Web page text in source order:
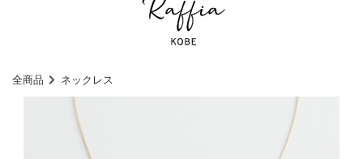
全商品 ネックレス